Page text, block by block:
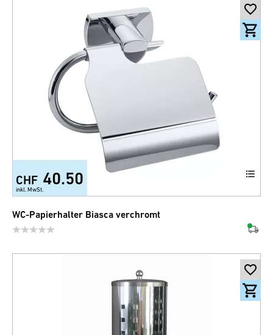
CHF 40.50
inkl. MwSt.
WC-Papierhalter Biasca verchromt